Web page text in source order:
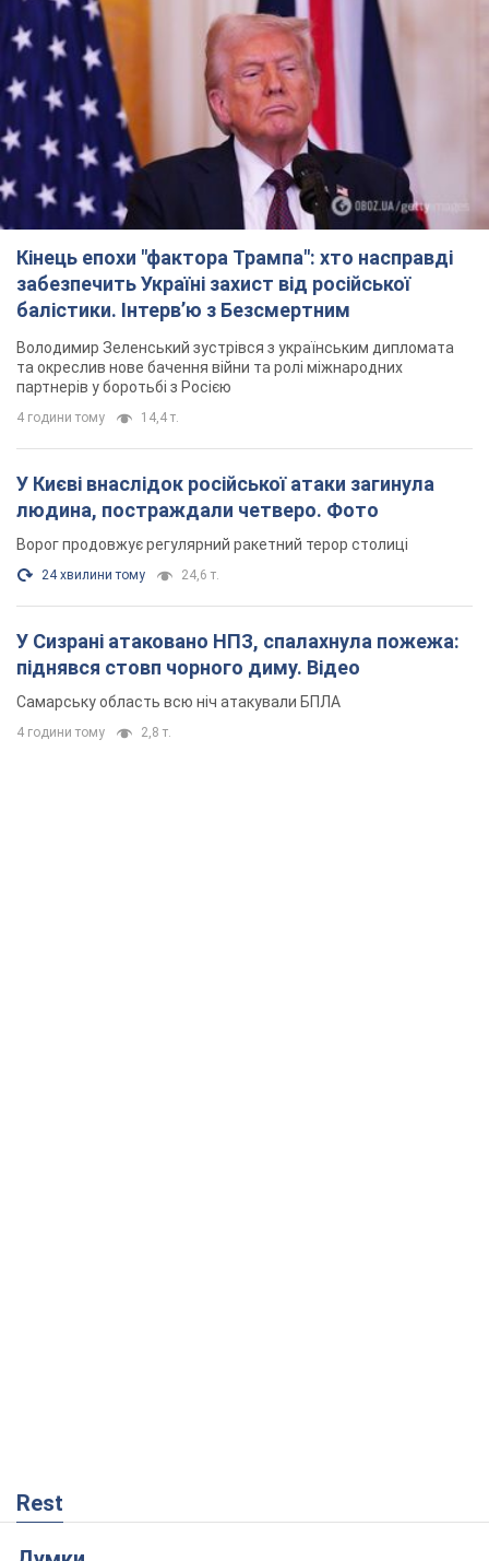
Кінець епохи "фактора Трампа": хто насправді
забезпечить Україні захист від російської
балістики. Інтерв’ю з Безсмертним
Володимир Зеленський зустрівся з українським дипломата
та окреслив нове бачення війни та ролі міжнародних
партнерів у боротьбі з Росією
4 години тому 14,4 т.
У Києві внаслідок російської атаки загинула
людина, постраждали четверо. Фото
Ворог продовжує регулярний ракетний терор столиці
24 хвилини тому 24,6 т.
У Сизрані атаковано НПЗ, спалахнула пожежа:
піднявся стовп чорного диму. Відео
Самарську область всю ніч атакували БПЛА
4 години тому 2,8 т.
Rest